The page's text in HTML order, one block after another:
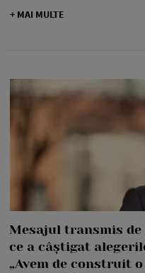
+ MAI MULTE
Mesajul transmis de
ce a câștigat
„Avem de construit